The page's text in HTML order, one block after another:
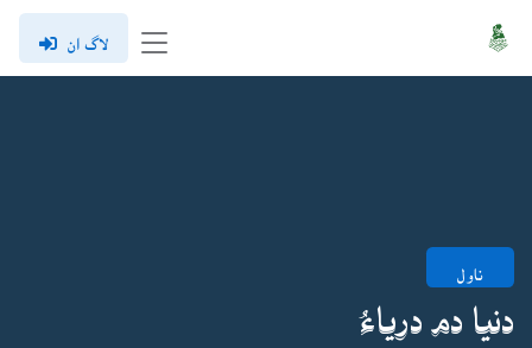
لاگ ان
ناول
دنيا دم درياءُ